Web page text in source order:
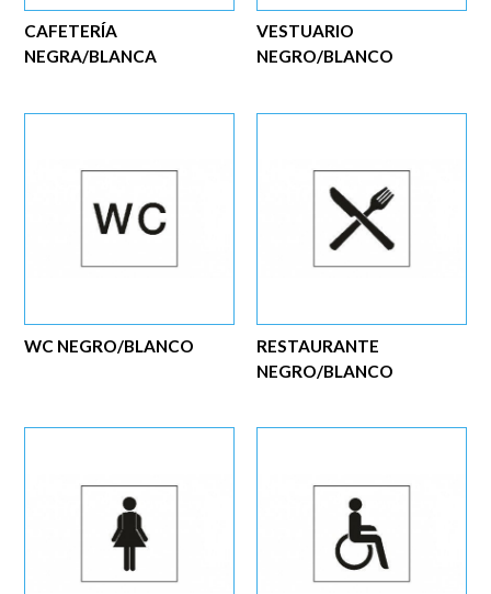
VESTUARIO
NEGRO/BLANCO
CAFETERÍA
NEGRA/BLANCA
RESTAURANTE
NEGRO/BLANCO
WC NEGRO/BLANCO